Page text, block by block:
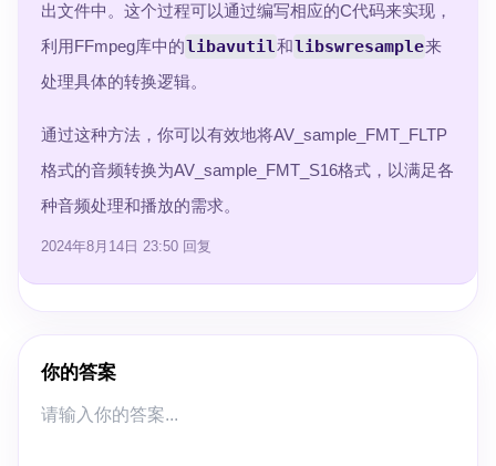
出文件中。这个过程可以通过编写相应的C代码来实现，
利用FFmpeg库中的libavutil和libswresample来
处理具体的转换逻辑。
通过这种方法，你可以有效地将AV_sample_FMT_FLTP
格式的音频转换为AV_sample_FMT_S16格式，以满足各
种音频处理和播放的需求。
2024年8月14日 23:50 回复
你的答案